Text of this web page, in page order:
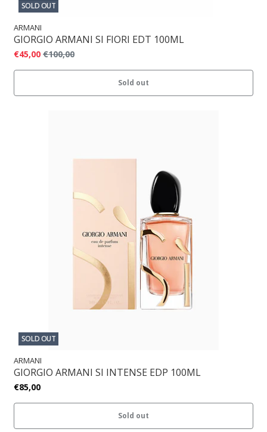
SOLD OUT
ARMANI
GIORGIO ARMANI SI FIORI EDT 100ML
€45,00 €100,00
Sold out
SOLD OUT
ARMANI
GIORGIO ARMANI SI INTENSE EDP 100ML
€85,00
Sold out